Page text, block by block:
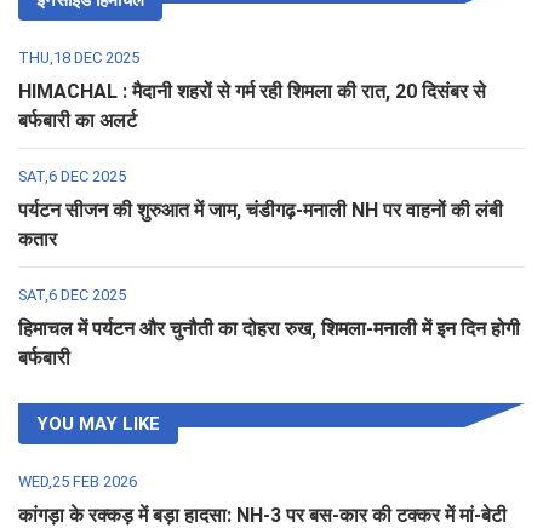
THU,18 DEC 2025
HIMACHAL : मैदानी शहरों से गर्म रही शिमला की रात, 20 दिसंबर से
बर्फबारी का अलर्ट
SAT,6 DEC 2025
पर्यटन सीजन की शुरुआत में जाम, चंडीगढ़-मनाली NH पर वाहनों की लंबी
कतार
SAT,6 DEC 2025
हिमाचल में पर्यटन और चुनौती का दोहरा रुख, शिमला-मनाली में इन दिन होगी
बर्फबारी
YOU MAY LIKE
WED,25 FEB 2026
कांगड़ा के रक्कड़ में बड़ा हादसा: NH-3 पर बस-कार की टक्कर में मां-बेटी